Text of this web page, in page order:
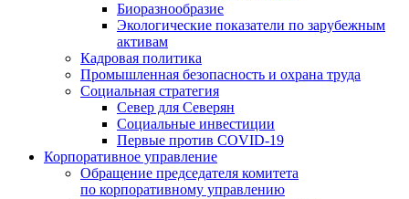
Биоразнообразие
Экологические показатели по зарубежным
активам
Кадровая политика
Промышленная безопасность и охрана труда
Социальная стратегия
Север для Северян
Социальные инвестиции
Первые против COVID‑19
Корпоративное управление
Обращение председателя комитета
по корпоративному управлению